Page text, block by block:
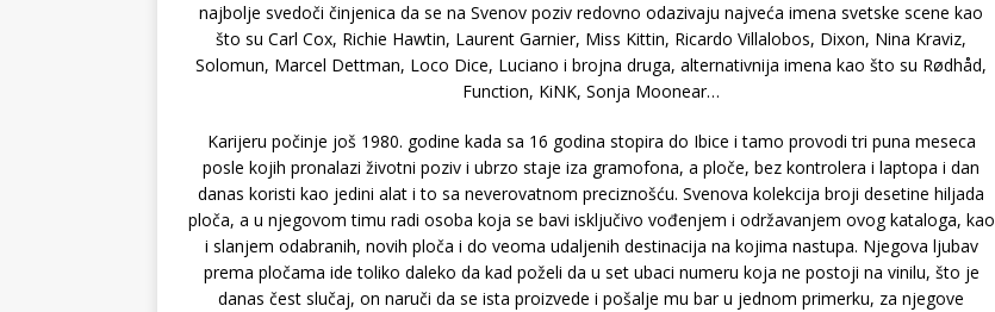
najbolje svedoči činjenica da se na Svenov poziv redovno odazivaju najveća imena svetske scene kao
što su Carl Cox, Richie Hawtin, Laurent Garnier, Miss Kittin, Ricardo Villalobos, Dixon, Nina Kraviz,
Solomun, Marcel Dettman, Loco Dice, Luciano i brojna druga, alternativnija imena kao što su Rødhåd,
Function, KiNK, Sonja Moonear…
Karijeru počinje još 1980. godine kada sa 16 godina stopira do Ibice i tamo provodi tri puna meseca
posle kojih pronalazi životni poziv i ubrzo staje iza gramofona, a ploče, bez kontrolera i laptopa i dan
danas koristi kao jedini alat i to sa neverovatnom preciznošću. Svenova kolekcija broji desetine hiljada
ploča, a u njegovom timu radi osoba koja se bavi isključivo vođenjem i održavanjem ovog kataloga, kao
i slanjem odabranih, novih ploča i do veoma udaljenih destinacija na kojima nastupa. Njegova ljubav
prema pločama ide toliko daleko da kad poželi da u set ubaci numeru koja ne postoji na vinilu, što je
danas čest slučaj, on naruči da se ista proizvede i pošalje mu bar u jednom primerku, za njegove